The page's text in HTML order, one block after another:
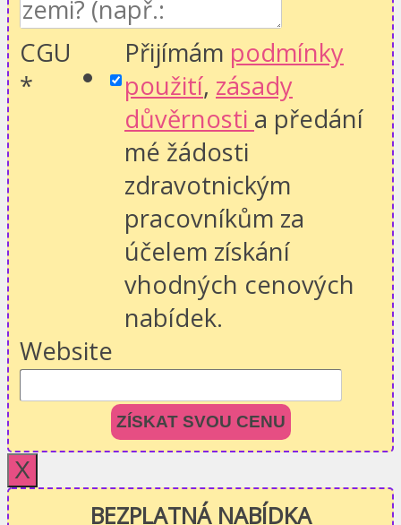
CGU
*
Přijímám podmínky
použití, zásady
důvěrnosti a předání
mé žádosti
zdravotnickým
pracovníkům za
účelem získání
vhodných cenových
nabídek.
Website
ZÍSKAT SVOU CENU
X
BEZPLATNÁ NABÍDKA